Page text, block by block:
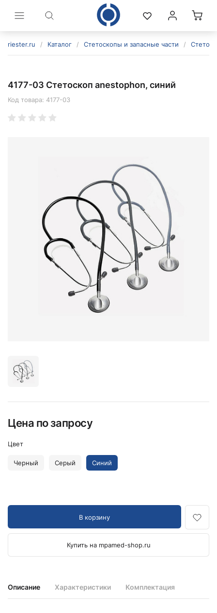
riester.ru / Каталог / Стетоскопы и запасные части /
Описание Характеристики Комплектация
4177-03 Стетоскоп anestophon, синий
Код товара: 4177-03
Цена по запросу
Цвет
Черный Серый Синий
В корзину
Купить на mpamed-shop.ru
политикой конфиденциальности